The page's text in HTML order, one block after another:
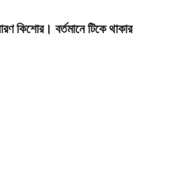
কিশোর। বর্তমানে টিকে থাকার